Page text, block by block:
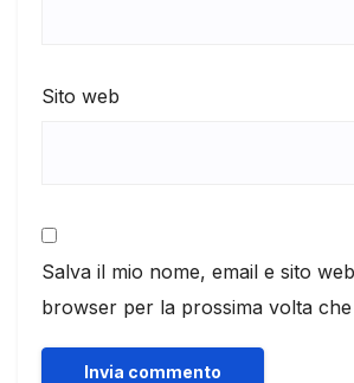
Sito web
Salva il mio nome, email e sito
browser per la prossima volta